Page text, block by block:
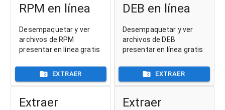
RPM en línea
Desempaquetar y ver
archivos de RPM
presentar en línea gratis
EXTRAER
DEB en línea
Desempaquetar y ver
archivos de DEB
presentar en línea gratis
EXTRAER
Extraer
Extraer